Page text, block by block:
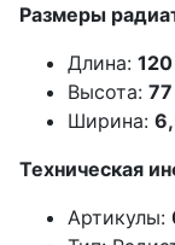
Размеры
Длина:
Высота:
Ширина:
Техническая
Артикулы: